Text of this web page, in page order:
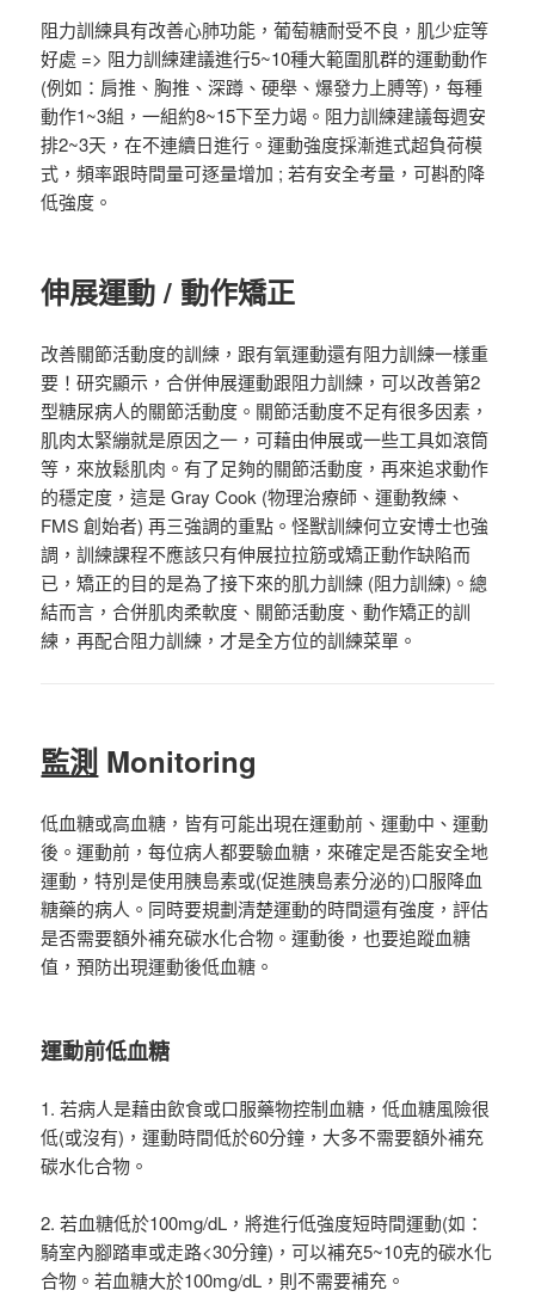
阻力訓練具有改善心肺功能，葡萄糖耐受不良，肌少症等
好處 => 阻力訓練建議進行5~10種大範圍肌群的運動動作
(例如：肩推、胸推、深蹲、硬舉、爆發力上膊等)，每種
動作1~3組，一組約8~15下至力竭。阻力訓練建議每週安
排2~3天，在不連續日進行。運動強度採漸進式超負荷模
式，頻率跟時間量可逐量增加 ; 若有安全考量，可斟酌降
低強度。
伸展運動 / 動作矯正
改善關節活動度的訓練，跟有氧運動還有阻力訓練一樣重
要！研究顯示，合併伸展運動跟阻力訓練，可以改善第2
型糖尿病人的關節活動度。關節活動度不足有很多因素，
肌肉太緊繃就是原因之一，可藉由伸展或一些工具如滾筒
等，來放鬆肌肉。有了足夠的關節活動度，再來追求動作
的穩定度，這是 Gray Cook (物理治療師、運動教練、
FMS 創始者) 再三強調的重點。怪獸訓練何立安博士也強
調，訓練課程不應該只有伸展拉拉筋或矯正動作缺陷而
已，矯正的目的是為了接下來的肌力訓練 (阻力訓練)。總
結而言，合併肌肉柔軟度、關節活動度、動作矯正的訓
練，再配合阻力訓練，才是全方位的訓練菜單。
監測 Monitoring
低血糖或高血糖，皆有可能出現在運動前、運動中、運動
後。運動前，每位病人都要驗血糖，來確定是否能安全地
運動，特別是使用胰島素或(促進胰島素分泌的)口服降血
糖藥的病人。同時要規劃清楚運動的時間還有強度，評估
是否需要額外補充碳水化合物。運動後，也要追蹤血糖
值，預防出現運動後低血糖。
運動前低血糖
1. 若病人是藉由飲食或口服藥物控制血糖，低血糖風險很
低(或沒有)，運動時間低於60分鐘，大多不需要額外補充
碳水化合物。
2. 若血糖低於100mg/dL，將進行低強度短時間運動(如：
騎室內腳踏車或走路<30分鐘)，可以補充5~10克的碳水化
合物。若血糖大於100mg/dL，則不需要補充。